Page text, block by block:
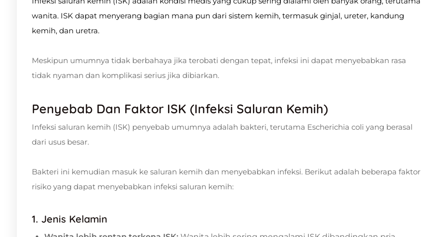
wanita. ISK dapat menyerang bagian mana pun dari sistem kemih, termasuk ginjal, ureter, kandung
kemih, dan uretra.
Meskipun umumnya tidak berbahaya jika terobati dengan tepat, infeksi ini dapat menyebabkan rasa
tidak nyaman dan komplikasi serius jika dibiarkan.
Penyebab Dan Faktor ISK (Infeksi Saluran Kemih)
Infeksi saluran kemih (ISK) penyebab umumnya adalah bakteri, terutama Escherichia coli yang berasal
dari usus besar.
Bakteri ini kemudian masuk ke saluran kemih dan menyebabkan infeksi. Berikut adalah beberapa faktor
risiko yang dapat menyebabkan infeksi saluran kemih:
1. Jenis Kelamin